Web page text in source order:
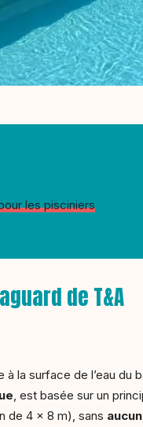
les pisciniers
de T&A
la surface de l’eau du
, est basée sur un
de 4 x 8 m), sans